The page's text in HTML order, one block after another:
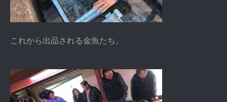
これから出品される金魚たち。